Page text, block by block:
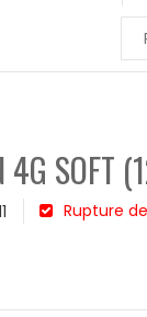
4G SOFT
Rupture